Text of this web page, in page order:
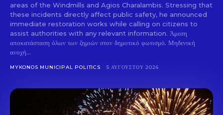
Don't miss
Sing up for our newsletter
to stay in the loop.
areas of the Windmills and Agios Charalambis. Stressing that
these incidents directly affect public safety, he announced
immediate restoration works while calling on citizens to
assist authorities with any relevant information. Άμεση
αποκατάσταση όλων των ζημιών στον δημοτικό φωτισμό. Μηδενική
ανοχή...
MYKONOS MUNICIPAL POLITICS 5 ΑΥΓΟΎΣΤΟΥ 2026